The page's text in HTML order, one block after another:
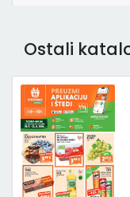
Ostali